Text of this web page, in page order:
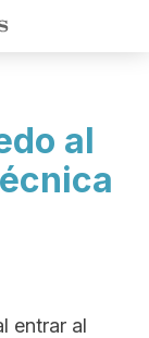
al
entrar al